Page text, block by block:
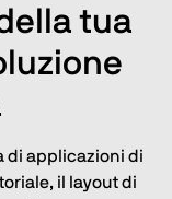
tua
di applicazioni di
il layout di